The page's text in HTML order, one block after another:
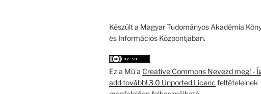
Készült a Magyar Tudományos Akadémia
és Információs Központjában.
Ez a Mű a Creative Commons Nevezd meg! -
add tovább! 3.0 Unported Licenc feltételeinek